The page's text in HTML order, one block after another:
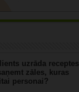
uzrāda receptes
zāles, kuras
personai?